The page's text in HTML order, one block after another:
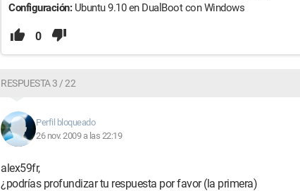
Configuración:Ubuntu 9.10 en DualBoot con Windows
0
RESPUESTA 3 / 22
Perfil bloqueado
26 nov. 2009 a las 22:19
alex59fr,
¿podrías profundizar tu respuesta por favor (la primera)